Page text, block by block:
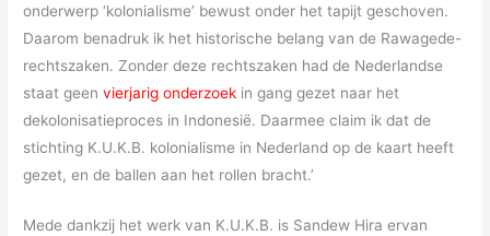
onderwerp ‘kolonialisme’ bewust onder het tapijt geschoven.
Daarom benadruk ik het historische belang van de Rawagede-
rechtszaken. Zonder deze rechtszaken had de Nederlandse
staat geenvierjarig onderzoek in gang gezet naar het
dekolonisatieproces in Indonesië. Daarmee claim ik dat de
stichting K.U.K.B. kolonialisme in Nederland op de kaart heeft
gezet, en de ballen aan het rollen bracht.’
Mede dankzij het werk van K.U.K.B. is Sandew Hira ervan